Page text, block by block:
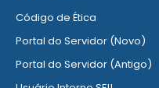
Código de Ética
Portal do Servidor (Novo)
Portal do Servidor (Antigo)